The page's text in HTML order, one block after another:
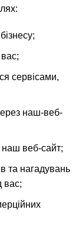
сервісами,
наш-веб-
наш веб-сайт;
та нагадувань
вас;